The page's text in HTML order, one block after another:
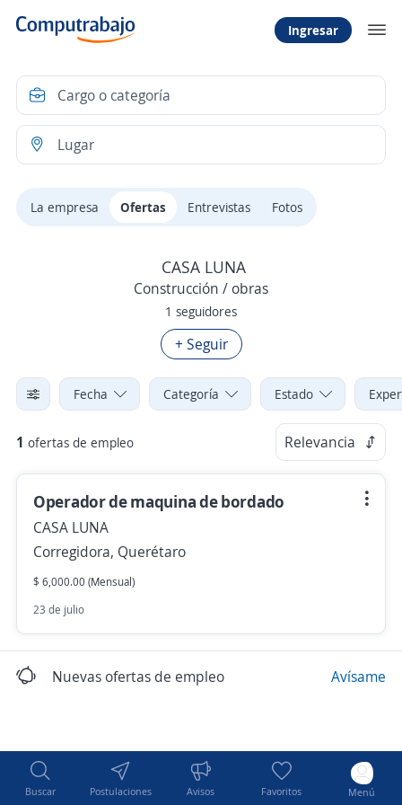
Ingresar
Buscar Postulaciones Avisos Favoritos Menú
La empresa Ofertas Entrevistas Fotos
CASA LUNA
Construcción / obras
1 seguidores
+ Seguir
Fecha Categoría Estado
1 ofertas de empleo Relevancia
Operador de maquina de bordado
CASA LUNA
Corregidora, Querétaro
$ 6,000.00 (Mensual)
23 de julio
Nuevas ofertas de empleo Avísame